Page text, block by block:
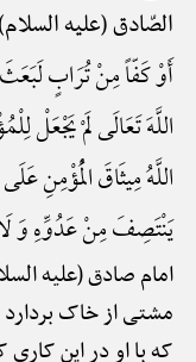
الصّادق (علیه
أَوْ کَفّاً مِنْ تُرَابٍ لَبَعَثَ
اللَّهَ تَعَالَی لَمْ یَجْعَلْ
اللَّهُ مِیثَاقَ الْمُؤْمِنِ
یَنْتَصِفَ مِنْ عَدُوِّهِ وَ
امام صادق (علیه
مشتی از خاک
که با او در این کاری